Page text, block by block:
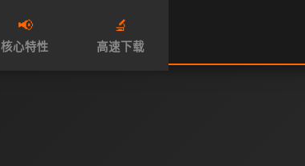
📢
核心特性
🔬
高速下载